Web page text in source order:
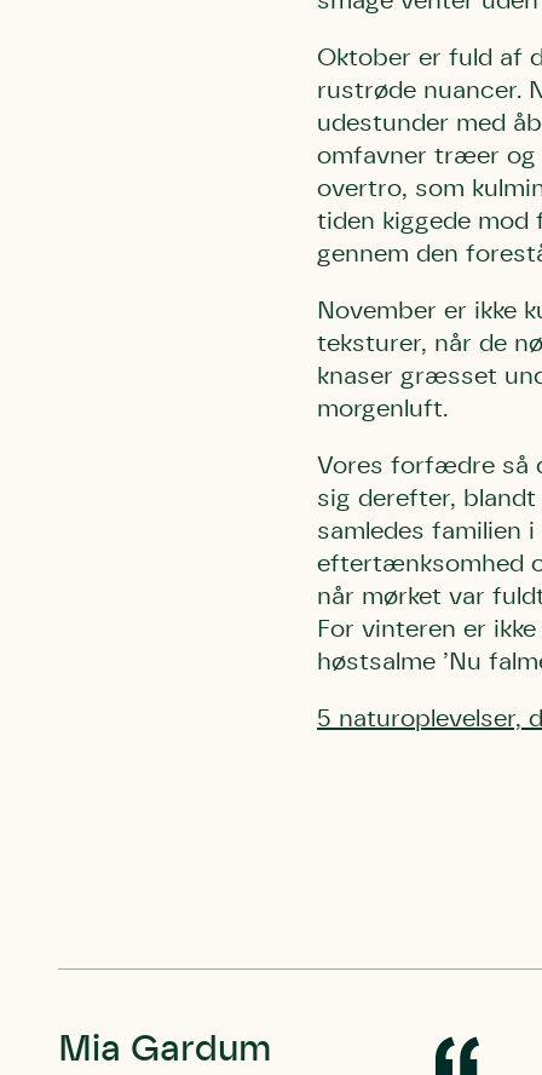
Oktober er fuld af
rustrøde nuancer.
udestunder med
omfavner træer og
overtro, som
tiden kiggede
gennem den
November er ikke
teksturer, når de
knaser græsset
morgenluft.
Vores forfædre så
sig derefter, blandt
samledes familien
eftertænksomhed
når mørket var
For vinteren er
høstsalme ’Nu
5 naturoplevelser,
Mia Gardum
blomster
have.